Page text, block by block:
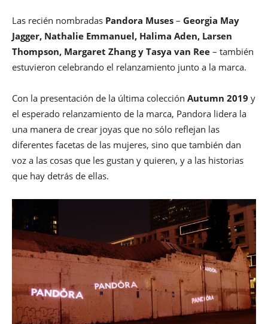
Las recién nombradas Pandora Muses – Georgia May
Jagger, Nathalie Emmanuel, Halima Aden, Larsen
Thompson, Margaret Zhang y Tasya van Ree – también
estuvieron celebrando el relanzamiento junto a la marca.
Con la presentación de la última colección Autumn 2019 y
el esperado relanzamiento de la marca, Pandora lidera la
una manera de crear joyas que no sólo reflejan las
diferentes facetas de las mujeres, sino que también dan
voz a las cosas que les gustan y quieren, y a las historias
que hay detrás de ellas.